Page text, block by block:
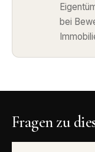
bei
Fragen zu